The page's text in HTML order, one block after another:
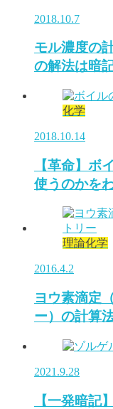
2018.10.7
モル濃度の
の解法は暗
化学
2018.10.14
【革命】ボ
使うのかを
理論化学
2016.4.2
ヨウ素滴定
ー）の計算
2021.9.28
【一発暗記